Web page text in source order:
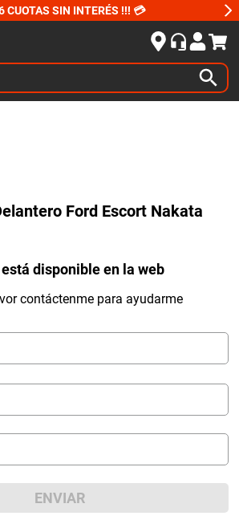
CUOTAS SIN INTERÉS !!! 💳
Ford Escort Nakata
disponible en la web
contáctenme para ayudarme
ENVIAR